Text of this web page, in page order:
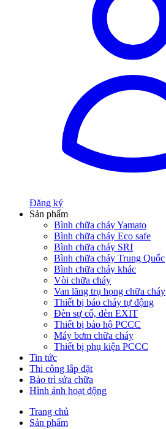
Đăng ký
Sản phẩm
Bình chữa cháy Yamato
Bình chữa cháy Eco safe
Bình chữa cháy SRI
Bình chữa cháy Trung Quốc
Bình chữa cháy khác
Vòi chữa cháy
Van lăng trụ họng chữa cháy
Thiết bị báo cháy tự động
Đèn sự cố, đèn EXIT
Thiết bị bảo hộ PCCC
Máy bơm chữa cháy
Thiết bị phụ kiện PCCC
Tin tức
Thi công lắp đặt
Bảo trì sửa chữa
Hình ảnh hoạt động
Trang chủ
Sản phẩm